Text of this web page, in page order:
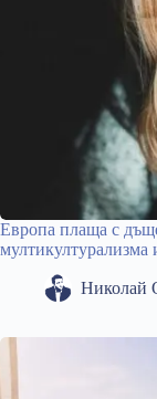
Европа плаща с
мултикултурализма
Николай